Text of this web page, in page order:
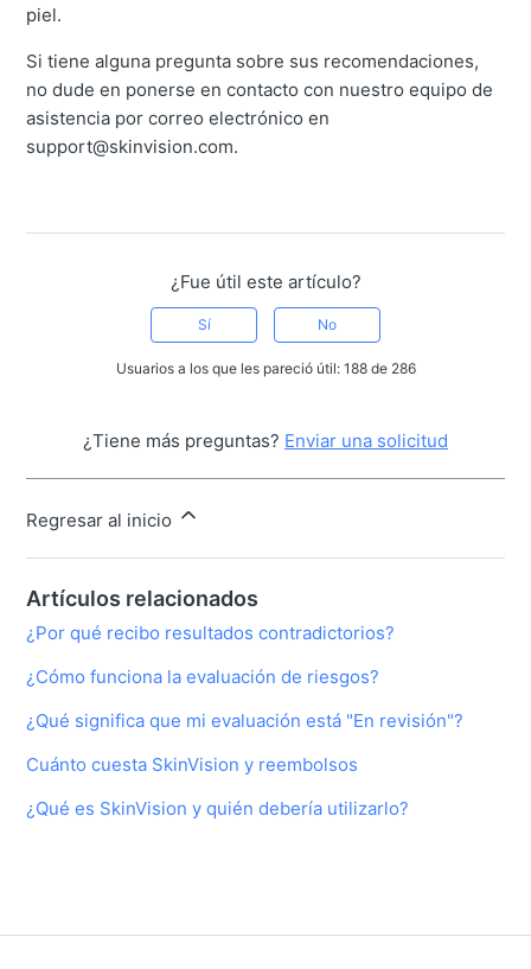
piel.
Si tiene alguna pregunta sobre sus recomendaciones,
no dude en ponerse en contacto con nuestro equipo de
asistencia por correo electrónico en
support@skinvision.com.
¿Fue útil este artículo?
Sí No
Usuarios a los que les pareció útil: 188 de 286
¿Tiene más preguntas? Enviar una solicitud
Regresar al inicio
Artículos relacionados
¿Por qué recibo resultados contradictorios?
¿Cómo funciona la evaluación de riesgos?
¿Qué significa que mi evaluación está "En revisión"?
Cuánto cuesta SkinVision y reembolsos
¿Qué es SkinVision y quién debería utilizarlo?